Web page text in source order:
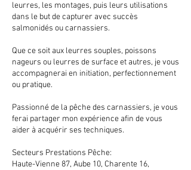
leurres, les montages, puis leurs utilisations
dans le but de capturer avec succès
salmonidés ou carnassiers.
Que ce soit aux leurres souples, poissons
nageurs ou leurres de surface et autres, je vous
accompagnerai en initiation, perfectionnement
ou pratique.
Passionné de la pêche des carnassiers, je vous
ferai partager mon expérience afin de vous
aider à acquérir ses techniques.
​Secteurs Prestations Pêche:
Haute-Vienne 87, Aube 10, Charente 16,